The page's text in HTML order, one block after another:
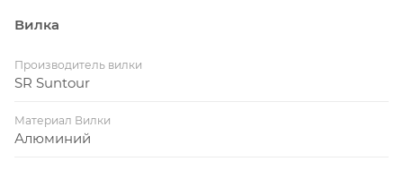
Вилка
Производитель вилки
SR Suntour
Материал Вилки
Алюминий